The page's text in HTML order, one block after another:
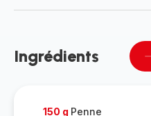
Ingrédients
150 g Penne